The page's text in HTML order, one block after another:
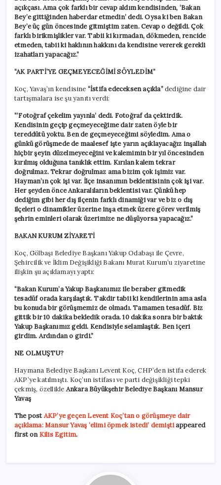
açıkçası. Ama çok farklı bir cevap aldım kendisinden, ‘Bakan
Bey’e gittiğinden haberdar etmedin’ dedi. Oysa ki ben Bakan
Bey’e üç gün öncesinde gitmiştim zaten. Cevap o değildi. Çok
farklı birikmişlikler var. Tabii ki kırmadan, dökmeden, rencide
etmeden, tabii ki haklının hakkını da kendisine vererek gerekli
izahatları yapacağız.”
“AK PARTİ’YE GEÇMEYECEĞİMİ SÖYLEDİM”
Koç, Yavaş’ın kendisine “İstifa edeceksen açıkla”dediğine dair
tartışmalara ise şu yanıtı verdi:
“‘Fotoğraf çekelim yayınla’ dedi. Fotoğraf da çektirdik.
Kendisinin geçip geçmeyeceğime dair zaten öyle bir
tereddütü yoktu. Ben de geçmeyeceğimi söyledim. Ama o
günkü görüşmede de maalesef işte yarın açıklayacağız inşallah
hiçbir şeyin düzelmeyeceğini ve kalemimin bir yıl öncesinden
kırılmış olduğuna tanıklık ettim. Kırılan kalem tekrar
doğrulmaz. Tekrar doğrulmaz ama bizim çok işimiz var.
Hayman’ın çok işi var. İlçe insanımın beklentisinin çok işi var.
Her şeyden önce Ankaralıların beklentisi var. Çünkü hep
dediğim gibi her dış ilçenin farklı dinamiği var ve biz o dış
ilçeleri o dinamikler üzerine inşa etmek üzere görev verilmiş
şehrin eminleri olarak üzerimize ne düşüyorsa yapacağız.”
BAKAN KURUM ZİYARETİ
Koç, Gölbaşı Belediye Başkanı Yakup Odabaşı ile Çevre,
Şehircilik ve İklim Değişikliği Bakanı Murat Kurum’u ziyaretine
ilişkin şu açıklamayı yaptı:
“Bakan Kurum’a Yakup Başkanımız ile beraber gitmedik
tesadüf orada karşılaştık. Takdir tabii ki kendilerinin ama asla
bu konuda bir görüşmemiz de olmadı. Tamamen tesadüf. Biz
gittik bir 10 dakika bekledik orada. 10 dakika sonra bir baktık
Yakup Başkanımız geldi. Kendisiyle selamlaştık. Ben içeri
girdim. Ardından o girdi.”
NE OLMUŞTU?
Haymana Belediye Başkanı Levent Koç, CHP’den istifa ederek
AKP’ye katılmıştı. Koç’un istifası ve parti değişikliği tepki
çekmiş, özellikle Ankara Büyükşehir Belediye Başkanı Mansur
Yavaş
The post AKP’ye geçen Levent Koç’tan o görüşmeye dair
açıklama: Mansur Yavaş ‘elimi öpmek istedi’ demiştiappeared
first onKilis Egitim.